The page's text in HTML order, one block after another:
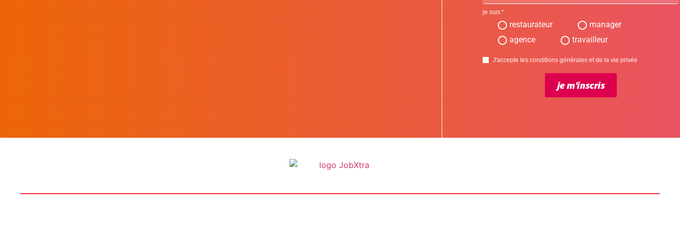
je suis
restaurateur
manager
agence
travailleur
J'accepte les conditions générales et de la vie privée
je m'inscris